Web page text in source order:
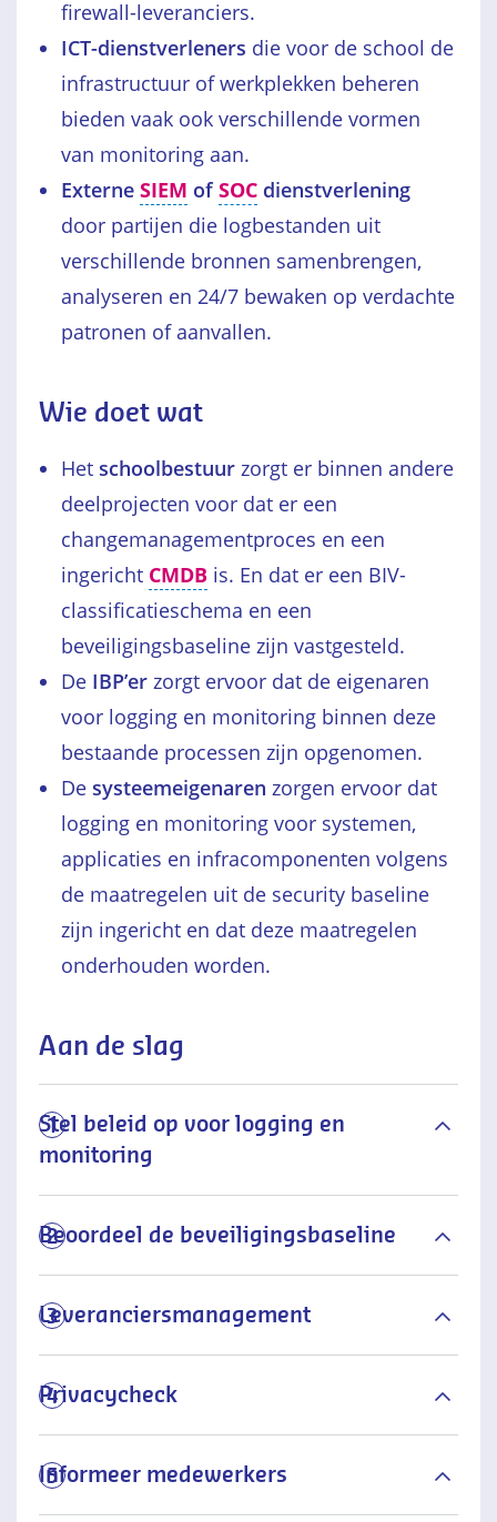
firewall-leveranciers.
ICT-dienstverleners die voor de school de
infrastructuur of werkplekken beheren
bieden vaak ook verschillende vormen
van monitoring aan.
Externe SIEM ofSOC dienstverlening
door partijen die logbestanden uit
verschillende bronnen samenbrengen,
analyseren en 24/7 bewaken op verdachte
patronen of aanvallen.
Wie doet wat
Het schoolbestuur zorgt er binnen andere
deelprojecten voor dat er een
changemanagementproces en een
ingericht CMDB is. En dat er een BIV-
classificatieschema en een
beveiligingsbaseline zijn vastgesteld.
De IBP’er zorgt ervoor dat de eigenaren
voor logging en monitoring binnen deze
bestaande processen zijn opgenomen.
De systeemeigenaren zorgen ervoor dat
logging en monitoring voor systemen,
applicaties en infracomponenten volgens
de maatregelen uit de security baseline
zijn ingericht en dat deze maatregelen
onderhouden worden.
Aan de slag
1
Stel beleid op voor logging en
monitoring
2
Beoordeel de beveiligingsbaseline
3
Leveranciersmanagement
4
Privacycheck
5
Informeer medewerkers